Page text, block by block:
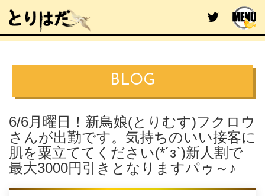
BLOG
6/6月曜日！新鳥娘(とりむす)フクロウ
さんが出勤です。気持ちのいい接客に
肌を粟立ててください(*´з`)新人割で
最大3000円引きとなりますパゥ～♪